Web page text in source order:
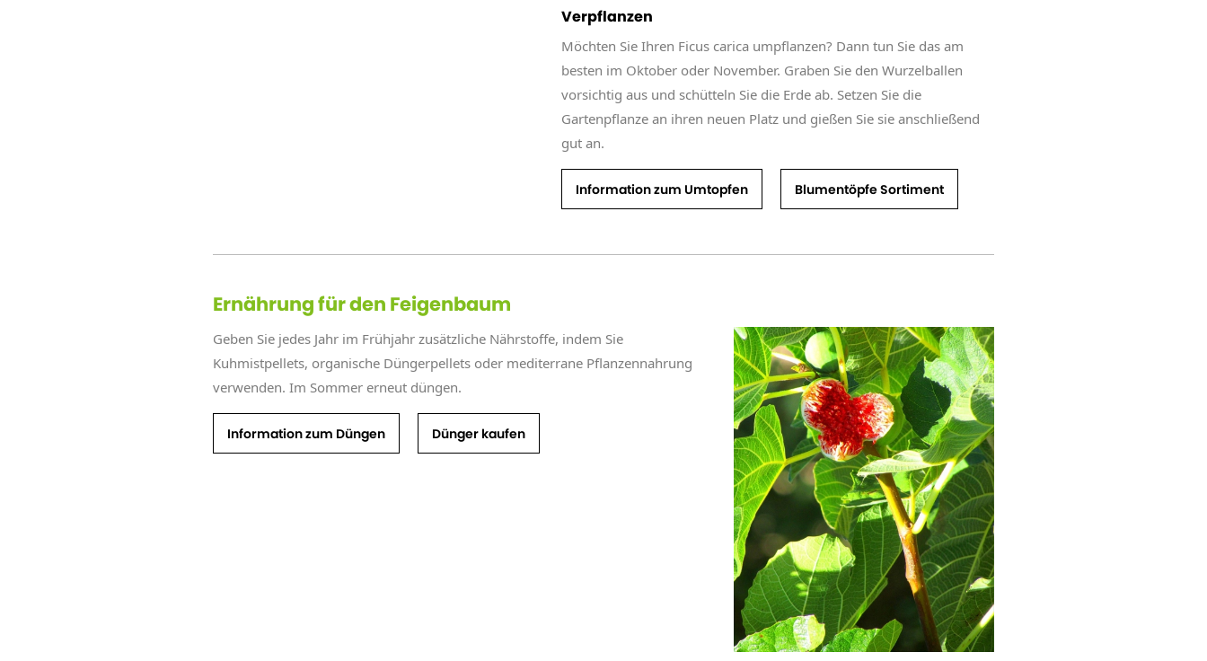
Verpflanzen
Möchten Sie Ihren Ficus carica umpflanzen? Dann tun Sie das am
besten im Oktober oder November. Graben Sie den Wurzelballen
vorsichtig aus und schütteln Sie die Erde ab. Setzen Sie die
Gartenpflanze an ihren neuen Platz und gießen Sie sie anschließend
gut an.
Information zum Umtopfen Blumentöpfe Sortiment
Ernährung für den Feigenbaum
Geben Sie jedes Jahr im Frühjahr zusätzliche Nährstoffe, indem Sie
Kuhmistpellets, organische Düngerpellets oder mediterrane Pflanzennahrung
verwenden. Im Sommer erneut düngen.
Information zum Düngen Dünger kaufen